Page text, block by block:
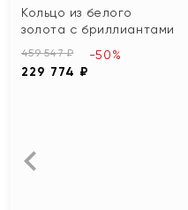
Кольцо из белого
золота с бриллиантами
459 547 ₽
229 774 ₽
-50%